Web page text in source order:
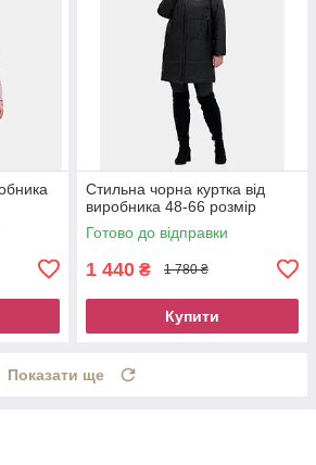
Стильна чорна куртка від
виробника 48-66 розмір
Готово до відправки
1 440 ₴ 1 780 ₴
Купити
Показати ще